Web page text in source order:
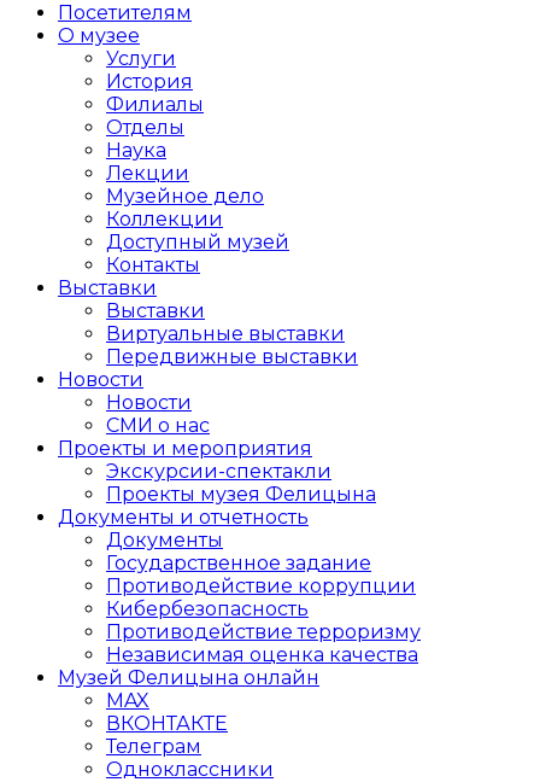
Посетителям
О музее
Услуги
История
Филиалы
Отделы
Наука
Лекции
Музейное дело
Коллекции
Доступный музей
Контакты
Выставки
Выставки
Виртуальные выставки
Передвижные выставки
Новости
Новости
СМИ о нас
Проекты и мероприятия
Экскурсии-спектакли
Проекты музея Фелицына
Документы и отчетность
Документы
Государственное задание
Противодействие коррупции
Кибер­безопасность
Противодействие терроризму
Независимая оценка качества
Музей Фелицына онлайн
MAX
ВКОНТАКТЕ
Телеграм
Одноклассники